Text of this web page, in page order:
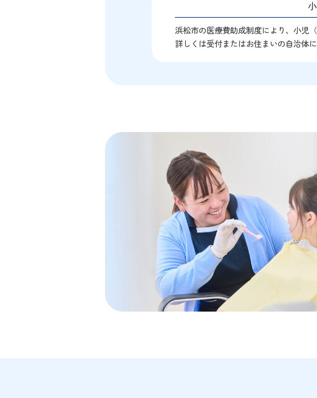
浜松市の医療費助成制度により、小児
詳しくは受付またはお住まいの自治体